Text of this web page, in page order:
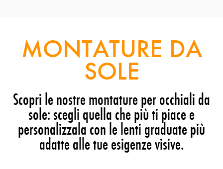
MONTATURE DA
SOLE
Scopri le nostre montature per occhiali da
sole: scegli quella che più ti piace e
personalizzala con le lenti graduate più
adatte alle tue esigenze visive.